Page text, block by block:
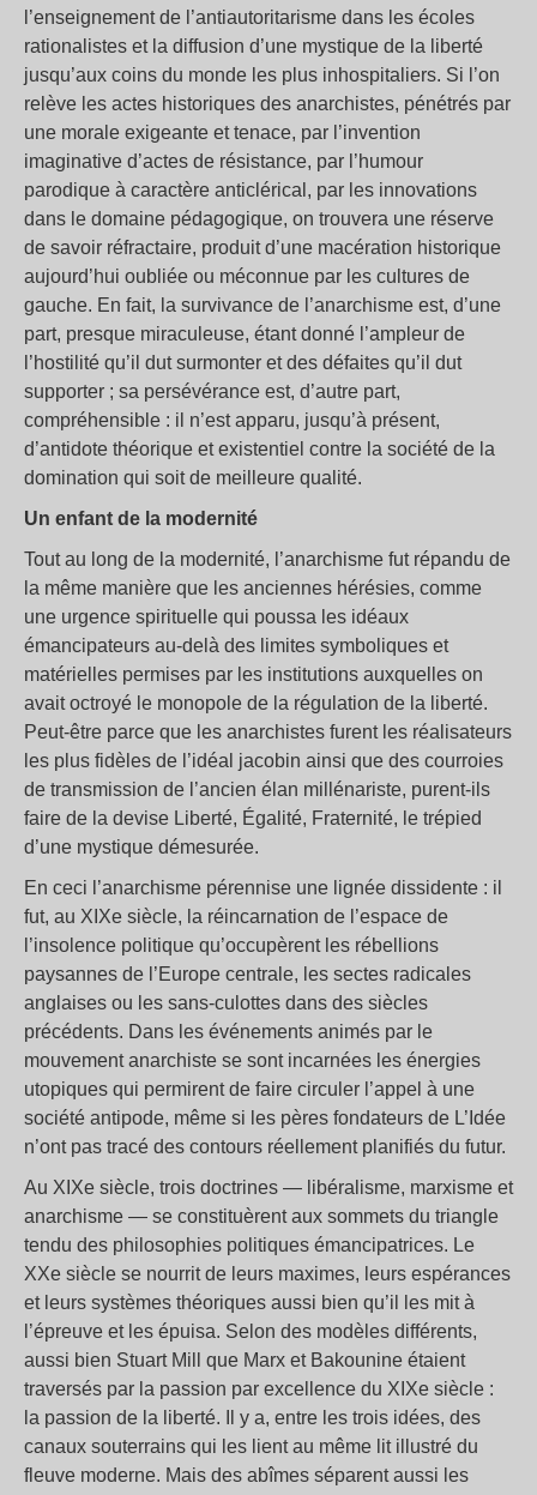
l’enseignement de l’antiautoritarisme dans les écoles
rationalistes et la diffusion d’une mystique de la liberté
jusqu’aux coins du monde les plus inhospitaliers. Si l’on
relève les actes historiques des anarchistes, pénétrés par
une morale exigeante et tenace, par l’invention
imaginative d’actes de résistance, par l’humour
parodique à caractère anticlérical, par les innovations
dans le domaine pédagogique, on trouvera une réserve
de savoir réfractaire, produit d’une macération historique
aujourd’hui oubliée ou méconnue par les cultures de
gauche. En fait, la survivance de l’anarchisme est, d’une
part, presque miraculeuse, étant donné l’ampleur de
l’hostilité qu’il dut surmonter et des défaites qu’il dut
supporter ; sa persévérance est, d’autre part,
compréhensible : il n’est apparu, jusqu’à présent,
d’antidote théorique et existentiel contre la société de la
domination qui soit de meilleure qualité.
Un enfant de la modernité
Tout au long de la modernité, l’anarchisme fut répandu de
la même manière que les anciennes hérésies, comme
une urgence spirituelle qui poussa les idéaux
émancipateurs au-delà des limites symboliques et
matérielles permises par les institutions auxquelles on
avait octroyé le monopole de la régulation de la liberté.
Peut-être parce que les anarchistes furent les réalisateurs
les plus fidèles de l’idéal jacobin ainsi que des courroies
de transmission de l’ancien élan millénariste, purent-ils
faire de la devise Liberté, Égalité, Fraternité, le trépied
d’une mystique démesurée.
En ceci l’anarchisme pérennise une lignée dissidente : il
fut, au XIXe siècle, la réincarnation de l’espace de
l’insolence politique qu’occupèrent les rébellions
paysannes de l’Europe centrale, les sectes radicales
anglaises ou les sans-culottes dans des siècles
précédents. Dans les événements animés par le
mouvement anarchiste se sont incarnées les énergies
utopiques qui permirent de faire circuler l’appel à une
société antipode, même si les pères fondateurs de L’Idée
n’ont pas tracé des contours réellement planifiés du futur.
Au XIXe siècle, trois doctrines — libéralisme, marxisme et
anarchisme — se constituèrent aux sommets du triangle
tendu des philosophies politiques émancipatrices. Le
XXe siècle se nourrit de leurs maximes, leurs espérances
et leurs systèmes théoriques aussi bien qu’il les mit à
l’épreuve et les épuisa. Selon des modèles différents,
aussi bien Stuart Mill que Marx et Bakounine étaient
traversés par la passion par excellence du XIXe siècle :
la passion de la liberté. Il y a, entre les trois idées, des
canaux souterrains qui les lient au même lit illustré du
fleuve moderne. Mais des abîmes séparent aussi les